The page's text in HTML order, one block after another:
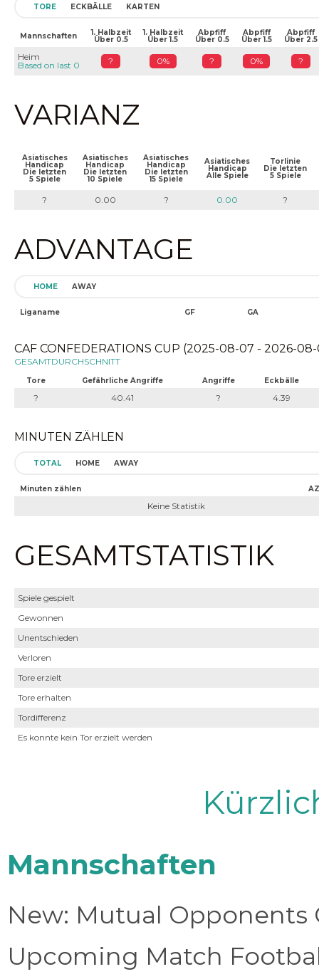
TORE ECKBÄLLE KARTEN
Mannschaften 1. Halbzeit
Über 0.5
1. Halbzeit
Über 1.5
Abpfiff
Über 0.5
Abpfiff
Über 1.5
Abpfiff
Über 2.5
Heim
Based on last 0
? 0% ? 0% ?
VARIANZ
Asiatisches
Handicap
Die letzten
5 Spiele
Asiatisches
Handicap
Die letzten
10 Spiele
Asiatisches
Handicap
Die letzten
15 Spiele
Asiatisches
Handicap
Alle Spiele
Torlinie
Die letzten
5 Spiele
? 0.00 ? 0.00 ?
ADVANTAGE
HOME AWAY
Liganame GF GA
CAF CONFEDERATIONS CUP (2025-08-07 - 2026-
GESAMTDURCHSCHNITT
Tore Gefährliche Angriffe Angriffe Eckbälle
? 40.41 ? 4.39
MINUTEN ZÄHLEN
TOTAL HOME AWAY
Minuten zählen
Keine Statistik
GESAMTSTATISTIK
Spiele gespielt
Gewonnen
Unentschieden
Verloren
Tore erzielt
Tore erhalten
Tordifferenz
Es konnte kein Tor erzielt werden
Mannschaften
New: Mutual Opponents
Upcoming Match